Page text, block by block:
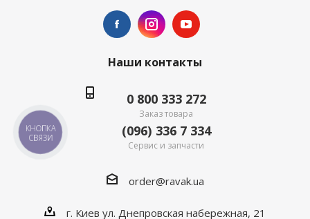
Наши контакты
0 800 333 272
Заказ товара
(096) 336 7 334
Сервис и запчасти
order@ravak.ua
г. Киев ул. Днепровская набережная, 21
КНОПКА
СВЯЗИ